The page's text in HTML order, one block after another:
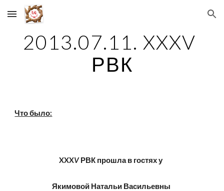
Skip to main content Skip to navigation
2013.07.11. XXXV
РВК
Что было:
XXXV РВК прошла в гостях у
Якимовой Натальи Васильевны